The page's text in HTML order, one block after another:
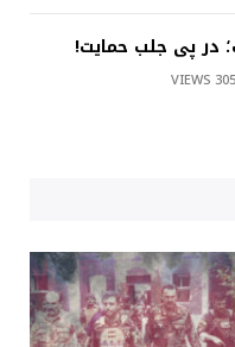
در پی جلب حمایت!
305
VIEWS